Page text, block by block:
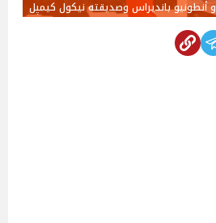
أنطونيو بانديراس وصديقته نيكول كيمپل